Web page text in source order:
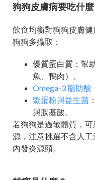
狗狗皮膚病要吃什麼
飲食均衡對狗狗皮膚
狗狗多攝取：
優質蛋白質：幫
魚、鴨肉）。
Omega-3 脂肪酸
鱉蛋粉與益生菌
與胺基酸。
若狗狗是過敏體質，
源，注意挑選不含人
內發炎源頭。